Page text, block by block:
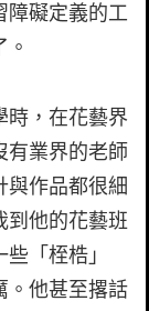
障礙定義的工
時，在花藝界
有業界的老師
與作品都很細
到他的花藝班
「桎梏」
。他甚至撂話